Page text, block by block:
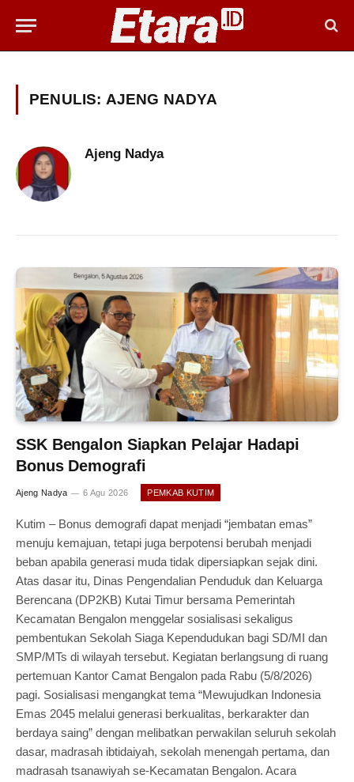
PENULIS: AJENG NADYA
Ajeng Nadya
SSK Bengalon Siapkan Pelajar Hadapi
Bonus Demografi
Ajeng Nadya 6 Agu 2026 PEMKAB KUTIM
Kutim – Bonus demografi dapat menjadi “jembatan emas”
menuju kemajuan, tetapi juga berpotensi berubah menjadi
beban apabila generasi muda tidak dipersiapkan sejak dini.
Atas dasar itu, Dinas Pengendalian Penduduk dan Keluarga
Berencana (DP2KB) Kutai Timur bersama Pemerintah
Kecamatan Bengalon menggelar sosialisasi sekaligus
pembentukan Sekolah Siaga Kependudukan bagi SD/MI dan
SMP/MTs di wilayah tersebut. Kegiatan berlangsung di ruang
pertemuan Kantor Camat Bengalon pada Rabu (5/8/2026)
pagi. Sosialisasi mengangkat tema “Mewujudkan Indonesia
Emas 2045 melalui generasi berkualitas, berkarakter dan
berdaya saing” dengan melibatkan perwakilan seluruh sekolah
dasar, madrasah ibtidaiyah, sekolah menengah pertama, dan
madrasah tsanawiyah se-Kecamatan Bengalon. Acara